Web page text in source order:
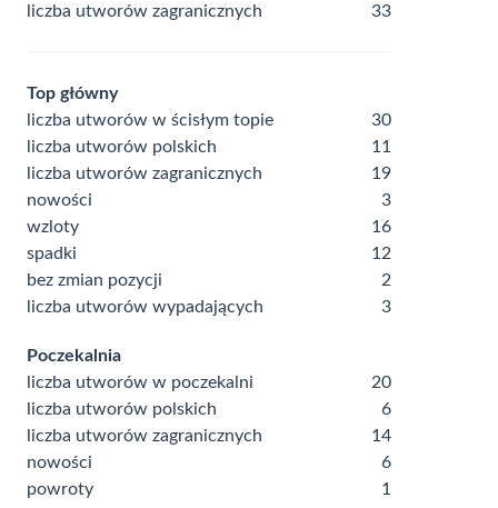
liczba utworów zagranicznych
33
Top główny
liczba utworów w ścisłym topie
30
liczba utworów polskich
11
liczba utworów zagranicznych
19
nowości
3
wzloty
16
spadki
12
bez zmian pozycji
2
liczba utworów wypadających
3
Poczekalnia
liczba utworów w poczekalni
20
liczba utworów polskich
6
liczba utworów zagranicznych
14
nowości
6
powroty
1